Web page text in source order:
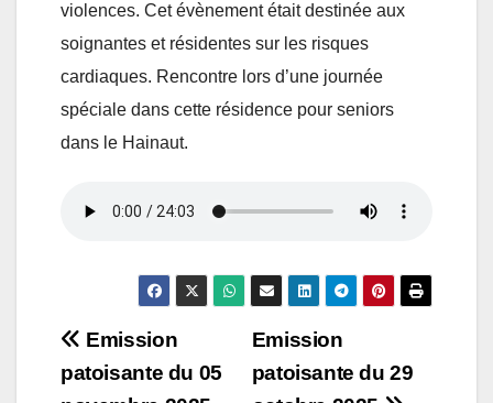
violences. Cet évènement était destinée aux
soignantes et résidentes sur les risques
cardiaques. Rencontre lors d’une journée
spéciale dans cette résidence pour seniors
dans le Hainaut.
Navigation
de
Emission
patoisante du 29
Emission
patoisante du 05